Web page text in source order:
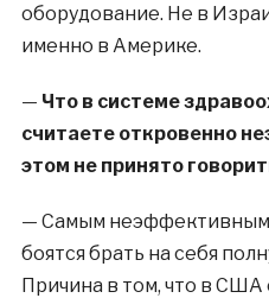
оборудование. Не в
именно в Америке.
— Что в системе
считаете откровенно
этом не принято
— Самым неэффективным
боятся брать на себя
Причина в том, что в США